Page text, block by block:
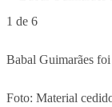
1 de 6
Babal Guimarães
Foto: Material